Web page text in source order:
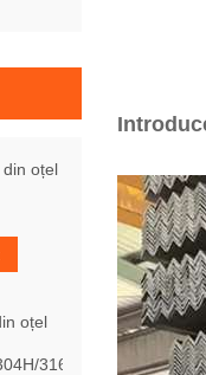
din oțel
oțel
316Ti